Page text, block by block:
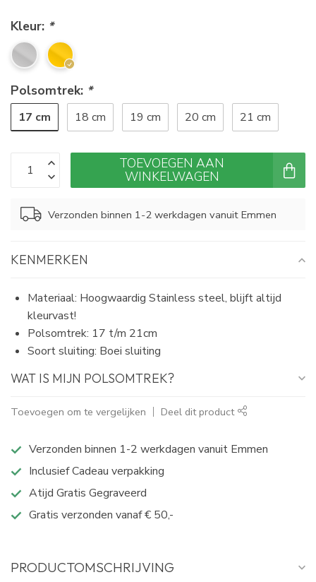
Kleur: *
Polsomtrek: *
17 cm 18 cm 19 cm 20 cm 21 cm
TOEVOEGEN AAN
WINKELWAGEN
Verzonden binnen 1-2 werkdagen vanuit Emmen
KENMERKEN
Materiaal: Hoogwaardig Stainless steel, blijft altijd
kleurvast!
Polsomtrek: 17 t/m 21cm
Soort sluiting: Boei sluiting
WAT IS MIJN POLSOMTREK?
Toevoegen om te vergelijken Deel dit product
Verzonden binnen 1-2 werkdagen vanuit Emmen
Inclusief Cadeau verpakking
Atijd Gratis Gegraveerd
Gratis verzonden vanaf € 50,-
PRODUCTOMSCHRIJVING